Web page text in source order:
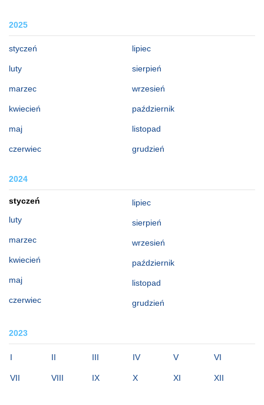
2025
styczeń
luty
marzec
kwiecień
maj
czerwiec
lipiec
sierpień
wrzesień
październik
listopad
grudzień
2024
styczeń
luty
marzec
kwiecień
maj
czerwiec
lipiec
sierpień
wrzesień
październik
listopad
grudzień
2023
I II III IV V VI
VII VIII IX X XI XII